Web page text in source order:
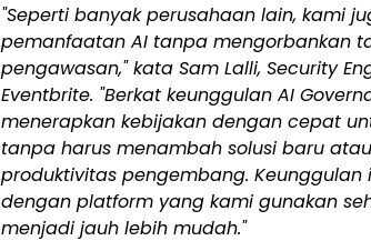
"Seperti banyak perusahaan lain, kami
pemanfaatan AI tanpa mengorbankan
pengawasan," kata Sam Lalli, Security
Eventbrite. "Berkat keunggulan AI
menerapkan kebijakan dengan cepat
tanpa harus menambah solusi baru
produktivitas pengembang.
dengan platform yang kami gunakan
menjadi jauh lebih mudah."